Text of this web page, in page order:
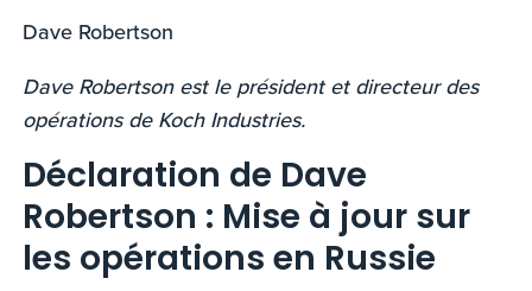
Dave Robertson
Dave Robertson est le président et directeur des
opérations de Koch Industries.
Déclaration de Dave
Robertson : Mise à jour sur
les opérations en Russie